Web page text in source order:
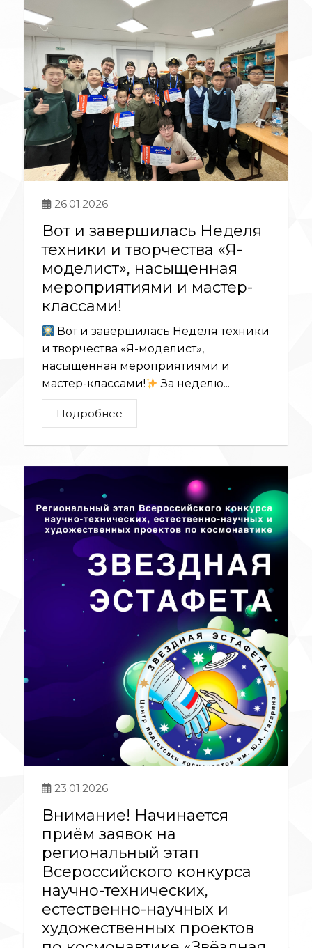
26.01.2026
Вот и завершилась Неделя
техники и творчества «Я-
моделист», насыщенная
мероприятиями и мастер-
классами!
Вот и завершилась Неделя техники
и творчества «Я-моделист»,
насыщенная мероприятиями и
мастер-классами!
За неделю...
Подробнее
23.01.2026
Внимание! Начинается
приём заявок на
региональный этап
Всероссийского конкурса
научно-технических,
естественно-научных и
художественных проектов